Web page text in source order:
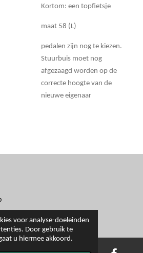
voor analyse-doeleinden
Door gebruik te
u hiermee akkoord.
Kortom: een topfietsje
maat 58 (L)
pedalen zijn nog te kiezen.
Stuurbuis moet nog
afgezaagd worden op de
correcte hoogte van de
nieuwe eigenaar